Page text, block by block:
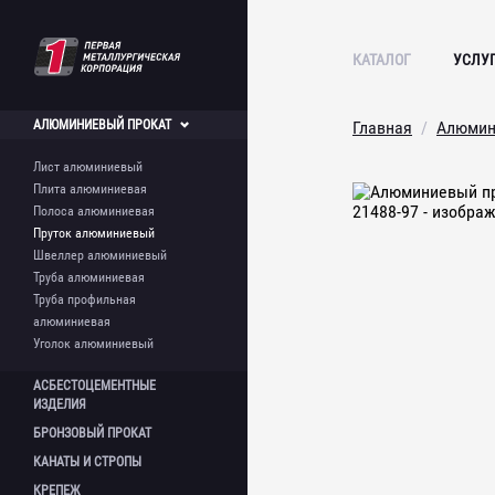
КАТАЛОГ
Лист алюминиевый
Плита алюминиевая
Полоса алюминиевая
Пруток алюминиевый
Швеллер алюминиевый
Труба алюминиевая
Труба профильная
алюминиевая
Уголок алюминиевый
АЛЮМИНИЕВЫЙ ПРОКАТ
Шифер асбестоцементный
Асбестоцементная труба
АСБЕСТОЦЕМЕНТНЫЕ
ИЗДЕЛИЯ
БРОНЗОВЫЙ ПРОКАТ
КАНАТЫ И СТРОПЫ
КРЕПЕЖ
Главная